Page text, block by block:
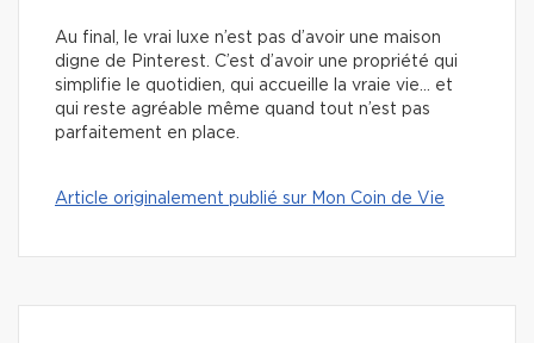
Au final, le vrai luxe n’est pas d’avoir une maison
digne de Pinterest. C’est d’avoir une propriété qui
simplifie le quotidien, qui accueille la vraie vie… et
qui reste agréable même quand tout n’est pas
parfaitement en place.
Article originalement publié sur Mon Coin de Vie